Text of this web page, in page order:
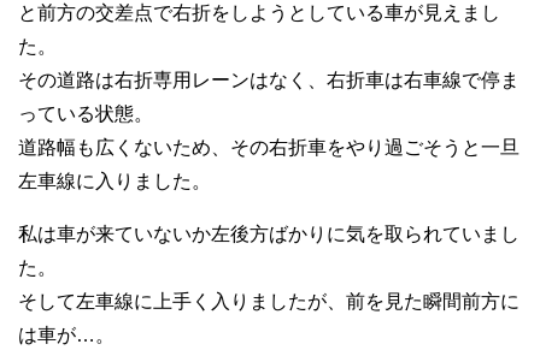
と前方の交差点で右折をしようとしている車が見えまし
た。
その道路は右折専用レーンはなく、右折車は右車線で停ま
っている状態。
道路幅も広くないため、その右折車をやり過ごそうと一旦
左車線に入りました。
私は車が来ていないか左後方ばかりに気を取られていまし
た。
そして左車線に上手く入りましたが、前を見た瞬間前方に
は車が…。